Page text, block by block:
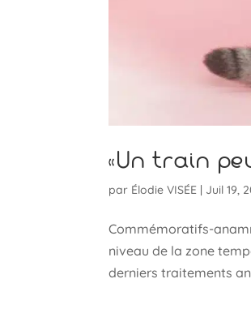
«Un train
par Élodie VISÉE | Juil 19,
Commémoratifs-
niveau de la zone
derniers traitements